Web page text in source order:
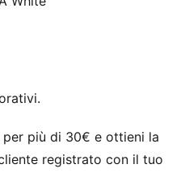
senza precedenti,
una produzione
Working Group
tecnologia di
la reinterpretazione
culturale
più di 30€ e ottieni la
registrato con il tuo